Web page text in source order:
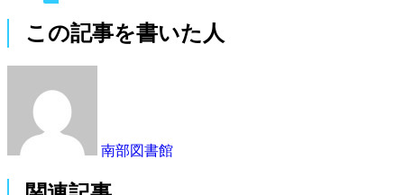
この記事を書いた人
南部図書館